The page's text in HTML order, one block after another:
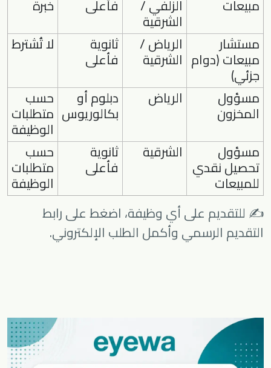
مبيعات الزلفي /
الشرقية
فأعلى
خبرة
مستشار
مبيعات (دوام
جزئي)
الرياض /
الشرقية
ثانوية
فأعلى
لا تُشترط
مسؤول
المخزون
الرياض دبلوم أو
بكالوريوس
حسب
متطلبات
الوظيفة
مسؤول
تحصيل نقدي
للمبيعات
الشرقية ثانوية
فأعلى
حسب
متطلبات
الوظيفة
✍️ للتقديم على أي وظيفة، اضغط على رابط
التقديم الرسمي وأكمل الطلب الإلكتروني.